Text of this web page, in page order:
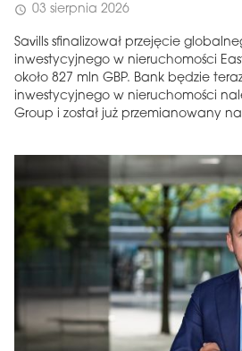
schedule 03 sierpnia 2026
Savills sfinalizował przejęcie
inwestycyjnego w nieruchomości
około 827 mln GBP. Bank będzie
inwestycyjnego w nieruchomości
Group i został już przemianowany